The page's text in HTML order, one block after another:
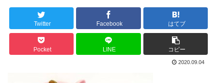
Twitter Facebook はてブ
Pocket LINE コピー
2020.09.04